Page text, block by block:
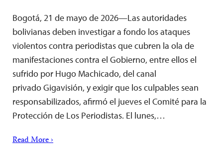
Bogotá, 21 de mayo de 2026—Las autoridades
bolivianas deben investigar a fondo los ataques
violentos contra periodistas que cubren la ola de
manifestaciones contra el Gobierno, entre ellos el
sufrido por Hugo Machicado, del canal
privado Gigavisión, y exigir que los culpables sean
responsabilizados, afirmó el jueves el Comité para la
Protección de Los Periodistas. El lunes,…
Read More ›